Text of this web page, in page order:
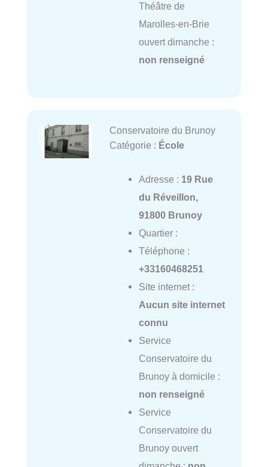
Théâtre de
Marolles-en-Brie
ouvert dimanche :
non renseigné
Conservatoire du Brunoy
Catégorie : École
Adresse : 19 Rue
du Réveillon,
91800 Brunoy
Quartier :
Téléphone :
+33160468251
Site internet :
Aucun site internet
connu
Service
Conservatoire du
Brunoy à domicile :
non renseigné
Service
Conservatoire du
Brunoy ouvert